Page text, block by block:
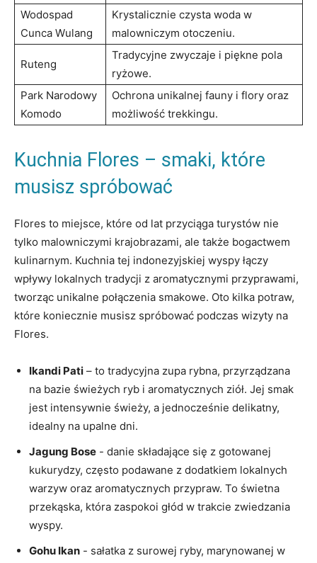
Wodospad
Cunca Wulang
Krystalicznie czysta woda ⁣w
malowniczym​ otoczeniu.
Ruteng
Tradycyjne zwyczaje i ​piękne pola⁤
ryżowe.
Park Narodowy
Komodo
Ochrona unikalnej fauny i flory oraz
możliwość trekkingu.
Kuchnia‌ Flores – smaki, które
musisz spróbować
Flores to ‌miejsce,​ które od lat przyciąga​ turystów nie
tylko ⁢malowniczymi ‌krajobrazami, ale także bogactwem
kulinarnym.‌ Kuchnia tej indonezyjskiej wyspy łączy
wpływy lokalnych tradycji z aromatycznymi‍ przyprawami,
tworząc unikalne połączenia smakowe. Oto kilka potraw,
które koniecznie musisz⁣ spróbować podczas wizyty na
Flores.
Ikandi Pati – to⁤ tradycyjna zupa rybna, przyrządzana
na‌ bazie świeżych ‌ryb i aromatycznych‌ ziół. Jej smak​
jest ‍intensywnie świeży,‍ a jednocześnie ⁢delikatny,
idealny na upalne dni.
Jagung ⁢Bose -​ danie składające się z​ gotowanej
kukurydzy, często podawane z‍ dodatkiem lokalnych
warzyw oraz aromatycznych​ przypraw. To świetna
⁤przekąska, która zaspokoi głód w trakcie zwiedzania
wyspy.
Gohu Ikan ⁣- sałatka z surowej ryby, marynowanej w